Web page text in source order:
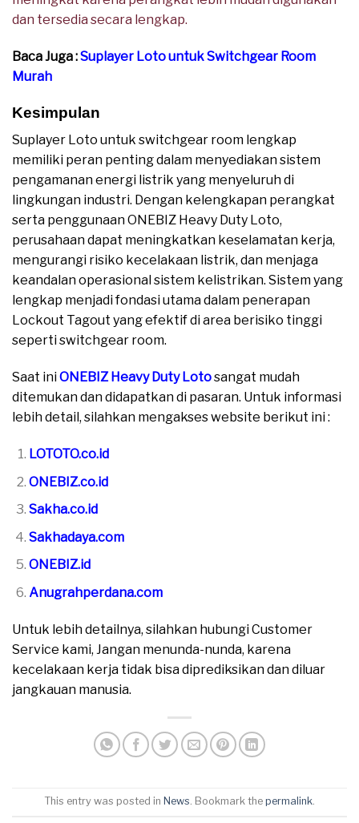
dan tersedia secara lengkap.
Baca Juga :Suplayer Loto untuk Switchgear Room
Murah
Kesimpulan
Suplayer Loto untuk switchgear room lengkap
memiliki peran penting dalam menyediakan sistem
pengamanan energi listrik yang menyeluruh di
lingkungan industri. Dengan kelengkapan perangkat
serta penggunaan ONEBIZ Heavy Duty Loto,
perusahaan dapat meningkatkan keselamatan kerja,
mengurangi risiko kecelakaan listrik, dan menjaga
keandalan operasional sistem kelistrikan. Sistem yang
lengkap menjadi fondasi utama dalam penerapan
Lockout Tagout yang efektif di area berisiko tinggi
seperti switchgear room.
Saat iniONEBIZ Heavy Duty Lotosangat mudah
ditemukan dan didapatkan di pasaran. Untuk informasi
lebih detail, silahkan mengakses website berikut ini :
LOTOTO.co.id
ONEBIZ.co.id
Sakha.co.id
Sakhadaya.com
ONEBIZ.id
Anugrahperdana.com
Untuk lebih detailnya, silahkan hubungi Customer
Service kami, Jangan menunda-nunda, karena
kecelakaan kerja tidak bisa diprediksikan dan diluar
jangkauan manusia.
This entry was posted in News. Bookmark the permalink.